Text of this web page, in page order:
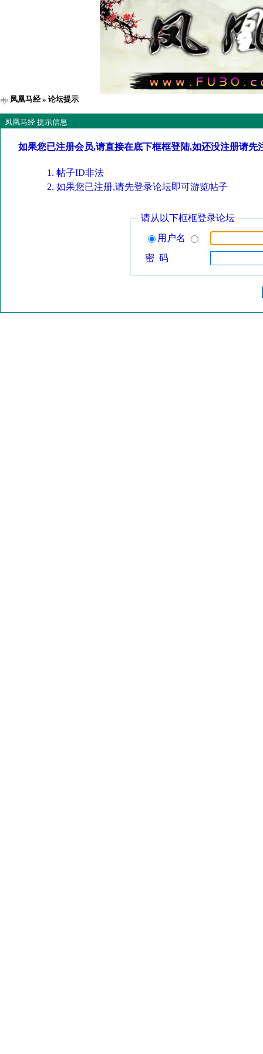
凤凰马经» 论坛提示
凤凰马经 提示信息
如果您已注册会员,请直接在底下框框登陆,如还没注册请先
帖子ID非法
如果您已注册,请先登录论坛即可游览帖子
请从以下框框登录论坛
用户名
密 码